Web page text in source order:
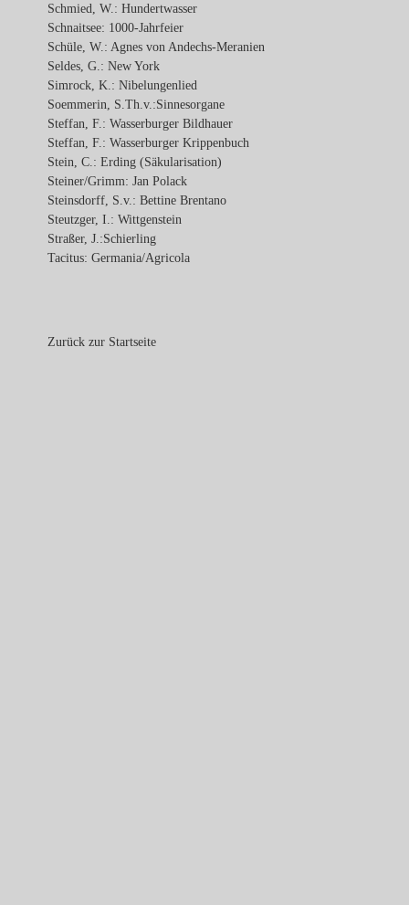
Schmied, W.: Hundertwasser
Schnaitsee: 1000-Jahrfeier
Schüle, W.: Agnes von Andechs-Meranien
Seldes, G.: New York
Simrock, K.: Nibelungenlied
Soemmerin, S.Th.v.:Sinnesorgane
Steffan, F.: Wasserburger Bildhauer
Steffan, F.: Wasserburger Krippenbuch
Stein, C.: Erding (Säkularisation)
Steiner/Grimm: Jan Polack
Steinsdorff, S.v.: Bettine Brentano
Steutzger, I.: Wittgenstein
Straßer, J.:Schierling
Tacitus: Germania/Agricola
Zurück zur Startseite